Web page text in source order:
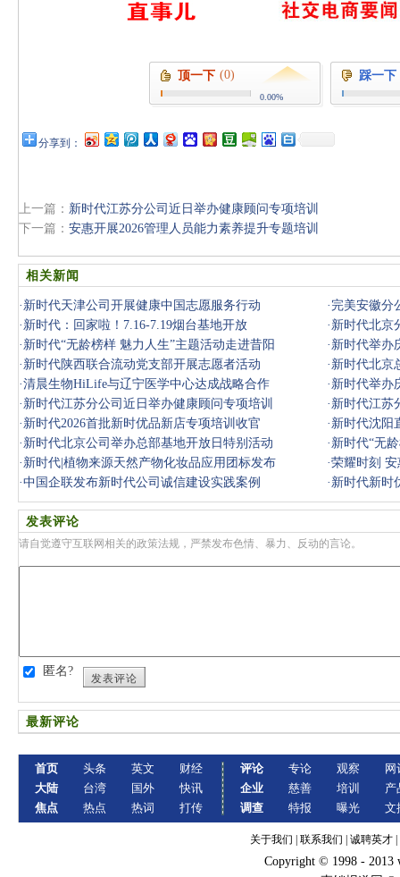
顶一下 (0)
0.00%
踩一下
分享到：
上一篇： 新时代江苏分公司近日举办健康顾问专项培训
下一篇： 安惠开展2026管理人员能力素养提升专题培训
相关新闻
· 新时代天津公司开展健康中国志愿服务行动 · 完美安徽分
· 新时代：回家啦！7.16-7.19烟台基地开放 · 新时代北京
· 新时代“无龄榜样 魅力人生”主题活动走进昔阳 · 新时代举办
· 新时代陕西联合流动党支部开展志愿者活动 · 新时代北京
·清晨生物HiLife与辽宁医学中心达成战略合作 · 新时代举办
· 新时代江苏分公司近日举办健康顾问专项培训 · 新时代江苏
· 新时代2026首批新时优品新店专项培训收官 · 新时代沈阳
· 新时代北京公司举办总部基地开放日特别活动 · 新时代“无
· 新时代|植物来源天然产物化妆品应用团标发布 ·荣耀时刻
·中国企联发布新时代公司诚信建设实践案例 · 新时代新时
发表评论
请自觉遵守互联网相关的政策法规，严禁发布色情、暴力、反动的言论。
匿名?
发表评论
最新评论
首页
大陆
焦点
头条
台湾
热点
英文
国外
热词
财经
快讯
打传
评论
企业
调查
专论
慈善
特报
观察
培训
曝光
网
产
文
关于我们 联系我们 诚聘英才
Copyright © 1998 - 2013